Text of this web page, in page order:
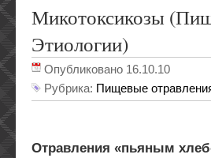
Микотоксикозы
Этиологии)
Опубликовано 16.10.10
Рубрика: Пищевые
Отравления «пьяным